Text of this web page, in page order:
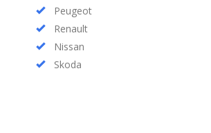
Peugeot
Renault
Nissan
Skoda